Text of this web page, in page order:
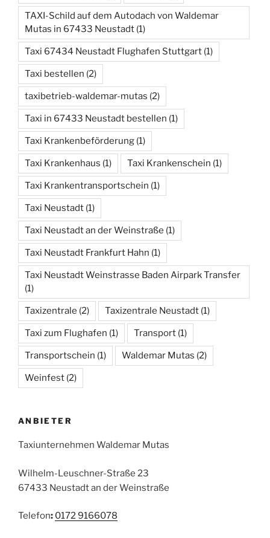
TAXI-Schild auf dem Autodach von Waldemar
Mutas in 67433 Neustadt (1)
Taxi 67434 Neustadt Flughafen Stuttgart (1)
Taxi bestellen (2)
taxibetrieb-waldemar-mutas (2)
Taxi in 67433 Neustadt bestellen (1)
Taxi Krankenbeförderung (1)
Taxi Krankenhaus (1) Taxi Krankenschein (1)
Taxi Krankentransportschein (1)
Taxi Neustadt (1)
Taxi Neustadt an der Weinstraße (1)
Taxi Neustadt Frankfurt Hahn (1)
Taxi Neustadt Weinstrasse Baden Airpark Transfer
(1)
Taxizentrale (2) Taxizentrale Neustadt (1)
Taxi zum Flughafen (1) Transport (1)
Transportschein (1) Waldemar Mutas (2)
Weinfest (2)
ANBIETER
Taxiunternehmen Waldemar Mutas
Wilhelm-Leuschner-Straße 23
67433 Neustadt an der Weinstraße
Telefon: 0172 9166078